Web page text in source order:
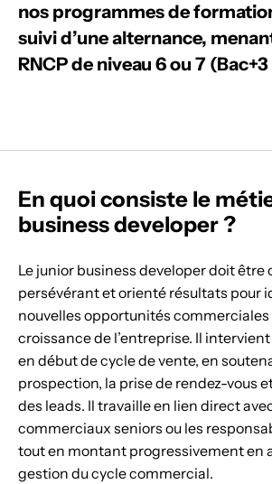
nos programmes de
suivi d’une alternance,
RNCP de niveau 6 ou 7
En quoi consiste le
business developer ?
Le junior business developer doit être
persévérant et orienté résultats pour
nouvelles opportunités
croissance de l’entreprise. Il
en début de cycle de vente, en
prospection, la prise de rendez-vous
des leads. Il travaille en lien direct
commerciaux seniors ou les
tout en montant progressivement en
gestion du cycle commercial.